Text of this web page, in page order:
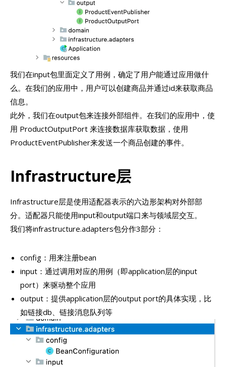
我们在input包里面定义了用例，确定了用户能通过应用做什
么。在我们的应用中，用户可以创建商品并通过id来获取商品
信息。
此外，我们在output包来连接外部组件。在我们的应用中，使
用 ProductOutputPort 来连接数据库获取数据，使用
ProductEventPublisher来发送一个商品创建的事件。
Infrastructure层
Infrastructure层是使用适配器表示的六边形架构对外部部
分。适配器只能使用input和output端口来与领域层交互。
我们将infrastructure.adapters包分作3部分：
config：用来注册bean
input：通过调用对应的用例（即application层的input
port）来驱动整个应用
output：提供application层的output port的具体实现，比
如链接db、链接消息队列等